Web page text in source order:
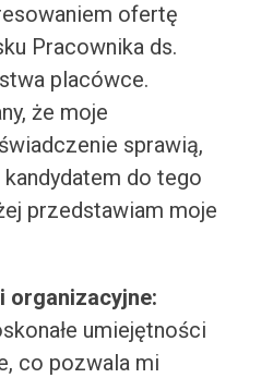
ofertę
Pracownika ds.
placówce.
że moje
sprawią,
do tego
przedstawiam moje
organizacyjne:
umiejętności
co pozwala mi